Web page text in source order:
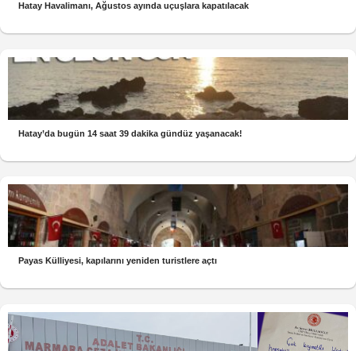
Hatay Havalimanı, Ağustos ayında uçuşlara kapatılacak
Hatay’da bugün 14 saat 39 dakika gündüz yaşanacak!
Payas Külliyesi, kapılarını yeniden turistlere açtı